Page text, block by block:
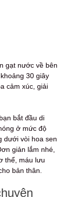
gạt nước về bên
30 giây
cảm xúc, giải
bắt đầu di
ở mức độ
dưới vòi hoa sen
giản lắm nhé,
thể, máu lưu
bản thân.